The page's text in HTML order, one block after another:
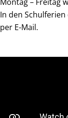
In den
per E-Mail.